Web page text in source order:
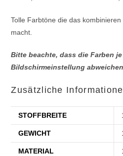
Tolle Farbtöne die das
macht.
Bitte beachte, dass die Farben
Bildschirmeinstellung
Zusätzliche
STOFFBREITE
GEWICHT
MATERIAL